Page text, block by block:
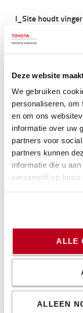
Deze website
We gebruiken
personaliseren, om
en om ons
informatie over uw
partners voor
partners kunnen
informatie die u
verzameld op
ALLE
ALLEEN
I_Site houdt
Met de komst van
trucks zet
kostenverlaging.
het Toyota
bedrijf verdere
truck is voorzien
trucks wisselen in
en deze kan via de
geanalyseerd. De
pincode en I_Site
“Weten wat je
Hekezen. “We
bijvoorbeeld nog
afstemmen.
voorkomen, en
voorwaarts naar
intern transport
rollen we het uit in
organisatie.”